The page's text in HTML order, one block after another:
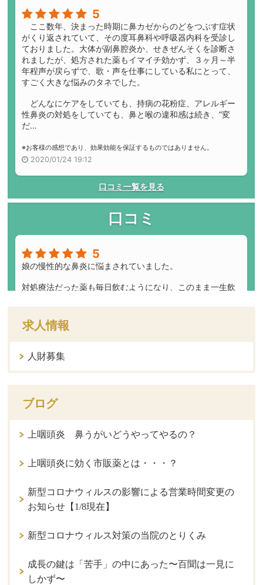
求人情報
人財募集
ブログ
上咽頭炎 鼻うがいどうやってやるの？
上咽頭炎に効く市販薬とは・・・？
新型コロナウィルスの影響による営業時間変更の
お知らせ【1/8現在】
新型コロナウィルス対策の当院のとりくみ
成長の鍵は「苦手」の中にあった〜百聞は一見に
しかず〜